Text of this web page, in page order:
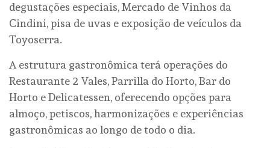
degustações especiais, Mercado de Vinhos da
Cindini, pisa de uvas e exposição de veículos da
Toyoserra.
A estrutura gastronômica terá operações do
Restaurante 2 Vales, Parrilla do Horto, Bar do
Horto e Delicatessen, oferecendo opções para
almoço, petiscos, harmonizações e experiências
gastronômicas ao longo de todo o dia.